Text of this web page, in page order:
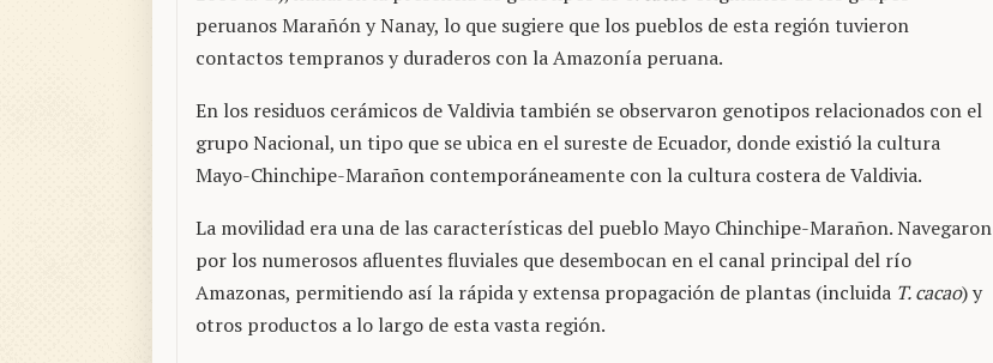
peruanos Marañón y Nanay, lo que sugiere que los pueblos de esta región tuvieron
contactos tempranos y duraderos con la Amazonía peruana.
En los residuos cerámicos de Valdivia también se observaron genotipos relacionados con el
grupo Nacional, un tipo que se ubica en el sureste de Ecuador, donde existió la cultura
Mayo-Chinchipe-Marañon contemporáneamente con la cultura costera de Valdivia.
La movilidad era una de las características del pueblo Mayo Chinchipe-Marañon. Navegaron
por los numerosos afluentes fluviales que desembocan en el canal principal del río
Amazonas, permitiendo así la rápida y extensa propagación de plantas (incluida T. cacao) y
otros productos a lo largo de esta vasta región.